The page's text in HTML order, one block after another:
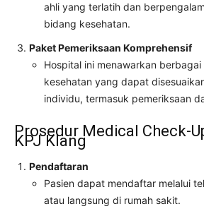
ahli yang terlatih dan
bidang kesehatan.
Paket Pemeriksaan Komprehensif
Hospital ini menawarkan
kesehatan yang dapat
individu, termasuk pemeriksaan
Prosedur Medical Check-
KPJ Klang
Pendaftaran
Pasien dapat mendaftar melalui
atau langsung di rumah sakit.